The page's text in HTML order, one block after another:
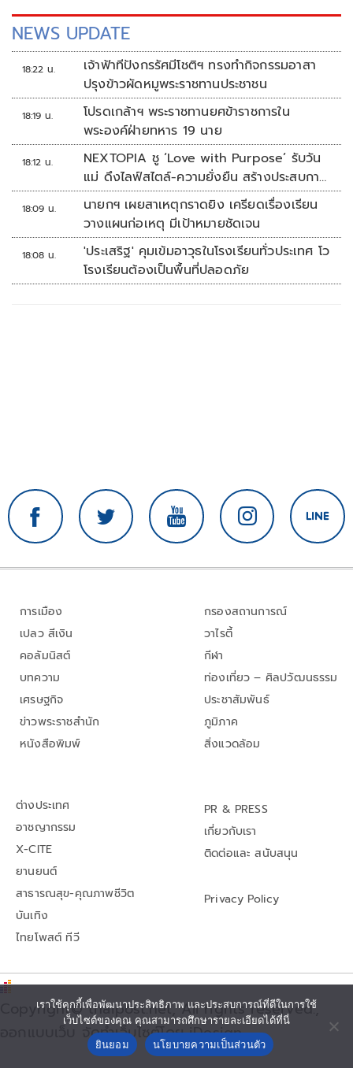
NEWS UPDATE
18:22 น.
เจ้าฟ้าทีปังกรรัศมีโชติฯ ทรงทำกิจกรรมอาสา
ปรุงข้าวผัดหมูพระราชทานประชาชน
18:19 น.
โปรดเกล้าฯ พระราชทานยศข้าราชการใน
พระองค์ฝ่ายทหาร 19 นาย
18:12 น.
NEXTOPIA ชู ‘Love with Purpose’ รับวัน
แม่ ดึงไลฟ์สไตล์-ความยั่งยืน สร้างประสบกา
รณ์ช้อปปิงมีความหมาย
18:09 น.
นายกฯ เผยสาเหตุกราดยิง เครียดเรื่องเรียน
วางแผนก่อเหตุ มีเป้าหมายชัดเจน
18:08 น.
'ประเสริฐ' คุมเข้มอาวุธในโรงเรียนทั่วประเทศ โว
โรงเรียนต้องเป็นพื้นที่ปลอดภัย
การเมือง
เปลว สีเงิน
คอลัมนิสต์
บทความ
เศรษฐกิจ
ข่าวพระราชสำนัก
หนังสือพิมพ์
กรองสถานการณ์
วาไรตี้
กีฬา
ท่องเที่ยว – ศิลปวัฒนธรรม
ประชาสัมพันธ์
ภูมิภาค
สิ่งแวดล้อม
ต่างประเทศ
อาชญากรรม
X-CITE
ยานยนต์
สาธารณสุข-คุณภาพชีวิต
บันเทิง
ไทยโพสต์ ทีวี
PR & PRESS
เกี่ยวกับเรา
ติดต่อและ สนับสนุน
Privacy Policy
Copyright© thaipost.net, All rights reserved.,
ออกแบบเว็บ จัดทำเว็บไซต์โดย iDesign
เราใช้คุกกี้เพื่อพัฒนาประสิทธิภาพ และประสบการณ์ที่ดีในการใช้
เว็บไซต์ของคุณ คุณสามารถศึกษารายละเอียดได้ที่นี่
ยินยอม
นโยบายความเป็นส่วนตัว